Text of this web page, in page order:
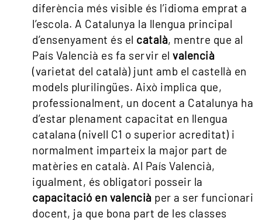
diferència més visible és l’idioma emprat a
l’escola. A Catalunya la llengua principal
d’ensenyament és el català, mentre que al
País Valencià es fa servir el valencià
(varietat del català) junt amb el castellà en
models plurilingües. Això implica que,
professionalment, un docent a Catalunya ha
d’estar plenament capacitat en llengua
catalana (nivell C1 o superior acreditat) i
normalment imparteix la major part de
matèries en català. Al País Valencià,
igualment, és obligatori posseir la
capacitació en valencià per a ser funcionari
docent, ja que bona part de les classes